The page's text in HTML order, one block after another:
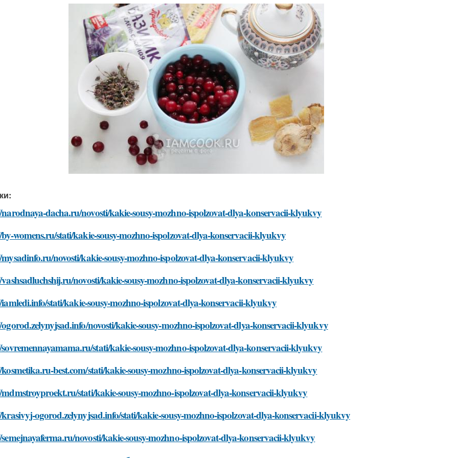
dacha.ru/novosti/kakie-sousy-mozhno-ispolzovat-dlya-konservacii-klyukvy
womens.ru/stati/kakie-sousy-mozhno-ispolzovat-dlya-konservacii-klyukvy
novosti/kakie-sousy-mozhno-ispolzovat-dlya-konservacii-klyukvy
novosti/kakie-sousy-mozhno-ispolzovat-dlya-konservacii-klyukvy
stati/kakie-sousy-mozhno-ispolzovat-dlya-konservacii-klyukvy
novosti/kakie-sousy-mozhno-ispolzovat-dlya-konservacii-klyukvy
stati/kakie-sousy-mozhno-ispolzovat-dlya-konservacii-klyukvy
best.com/stati/kakie-sousy-mozhno-ispolzovat-dlya-konservacii-klyukvy
stati/kakie-sousy-mozhno-ispolzovat-dlya-konservacii-klyukvy
ogorod.zelynyjsad.info/stati/kakie-sousy-mozhno-ispolzovat-dlya-konservacii-klyukvy
novosti/kakie-sousy-mozhno-ispolzovat-dlya-konservacii-klyukvy